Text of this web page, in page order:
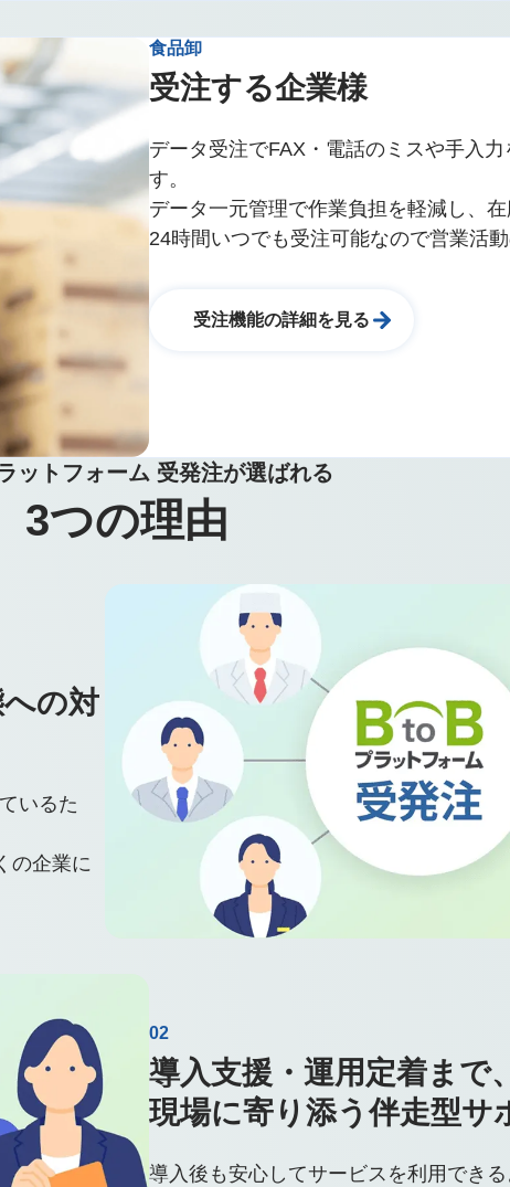
食品卸
受注する企業様
データ受注でFAX・電話のミスや手入
す。
データ一元管理で作業負担を軽減し、在
24時間いつでも受注可能なので営業活動
受注機能の詳細を見る
ットフォーム 受発注が選ばれる
3つの理由
の対
いるた
の企業に
02
導入支援・運用定着まで、
現場に寄り添う伴走型サ
導入後も安心してサービスを利用でき